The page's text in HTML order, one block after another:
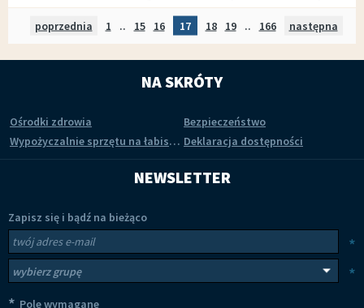
poprzednia strona
Strona
1 .. Strona
15 Strona
16 Strona
17 Strona
18 Strona
19 .. Strona
166 następna
NA SKRÓTY
Ośrodki zdrowia
Bezpieczeństwo
Wypożyczalnie sprzętu na łabiszyńskiej wyspie Deklaracja dostępności
NEWSLETTER
Zapisz się i bądź na bieżąco
Newsletter
*
*
* Pole wymagane